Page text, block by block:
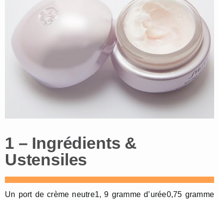
1 – Ingrédients &
Ustensiles
Un port de crème neutre1, 9 gramme d’urée0,75 gramme